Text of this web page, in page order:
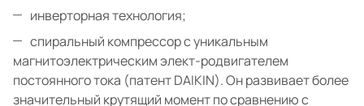
инверторная технология;
спиральный компрессор с уникальным
магнитоэлектрическим элект-родвигателем
постоянного тока (патент DAIKIN). Он развивает более
значительный крутящий момент по сравнению с